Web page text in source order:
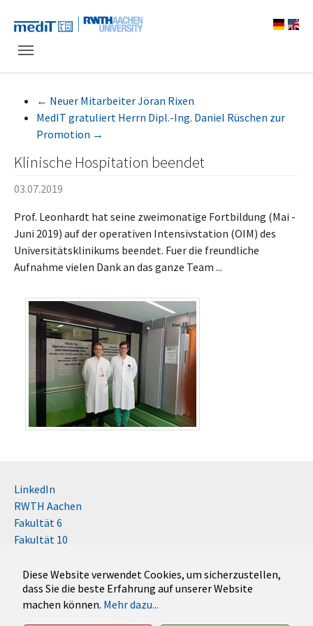
Diese Website verwendet Cookies, um sicherzustellen,
dass Sie die beste Erfahrung auf unserer Website
machen können. Mehr dazu...
← Neuer Mitarbeiter Jöran Rixen
MedIT gratuliert Herrn Dipl.-Ing. Daniel Rüschen zur
Promotion →
Klinische Hospitation beendet
03.07.2019
Prof. Leonhardt hat seine zweimonatige Fortbildung (Mai -
Juni 2019) auf der operativen Intensivstation (OIM) des
Universitätsklinikums beendet. Fuer die freundliche
Aufnahme vielen Dank an das ganze Team ...
LinkedIn
RWTH Aachen
Fakultät 6
Fakultät 10
Kontakt
Disclaimer (RWTH)